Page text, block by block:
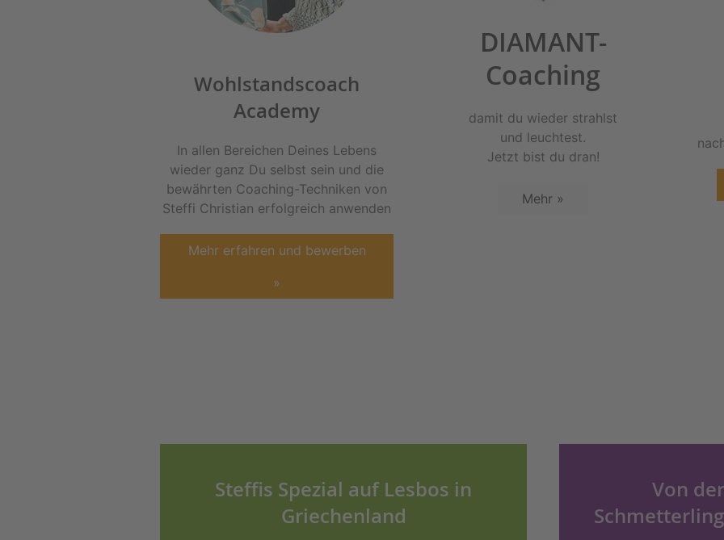
Wohlstandscoach
Academy
In allen Bereichen Deines Lebens
wieder ganz Du selbst sein und die
bewährten Coaching-Techniken von
Steffi Christian erfolgreich anwenden
Mehr erfahren und bewerben
»
DIAMANT-
Coaching
damit du wieder strahlst
und leuchtest.
Jetzt bist du dran!
Mehr »
Steffis Spezial auf Lesbos in
Griechenland
Von